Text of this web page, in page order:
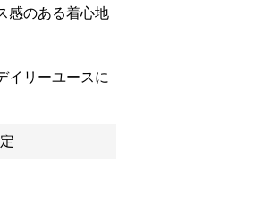
感のある着心地
イリーユースに